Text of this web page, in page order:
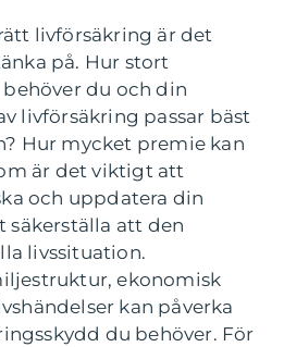
livförsäkring är det
på. Hur stort
du och din
livförsäkring passar bäst
Hur mycket premie kan
är det viktigt att
och uppdatera din
säkerställa att den
livssituation.
ekonomisk
kan påverka
du behöver. För